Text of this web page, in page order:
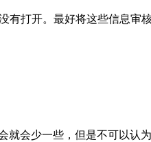
有打开。最好将这些信息
会少一些，但是不可以